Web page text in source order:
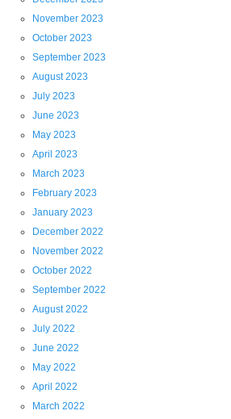
November 2023
October 2023
September 2023
August 2023
July 2023
June 2023
May 2023
April 2023
March 2023
February 2023
January 2023
December 2022
November 2022
October 2022
September 2022
August 2022
July 2022
June 2022
May 2022
April 2022
March 2022